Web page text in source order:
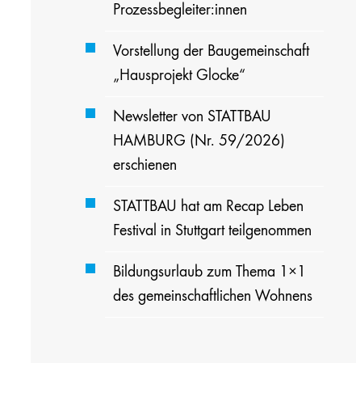
Prozessbegleiter:innen
Vorstellung der Baugemeinschaft
„Hausprojekt Glocke“
Newsletter von STATTBAU
HAMBURG (Nr. 59/2026)
erschienen
STATTBAU hat am Recap Leben
Festival in Stuttgart teilgenommen
Bildungsurlaub zum Thema 1×1
des gemeinschaftlichen Wohnens